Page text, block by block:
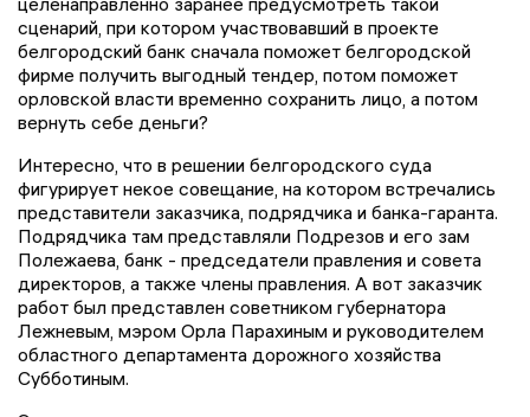
сценарий, при котором участвовавший в проекте
белгородский банк сначала поможет белгородской
фирме получить выгодный тендер, потом поможет
орловской власти временно сохранить лицо, а потом
вернуть себе деньги?
Интересно, что в решении белгородского суда
фигурирует некое совещание, на котором встречались
представители заказчика, подрядчика и банка-гаранта.
Подрядчика там представляли Подрезов и его зам
Полежаева, банк - председатели правления и совета
директоров, а также члены правления. А вот заказчик
работ был представлен советником губернатора
Лежневым, мэром Орла Парахиным и руководителем
областного департамента дорожного хозяйства
Субботиным.